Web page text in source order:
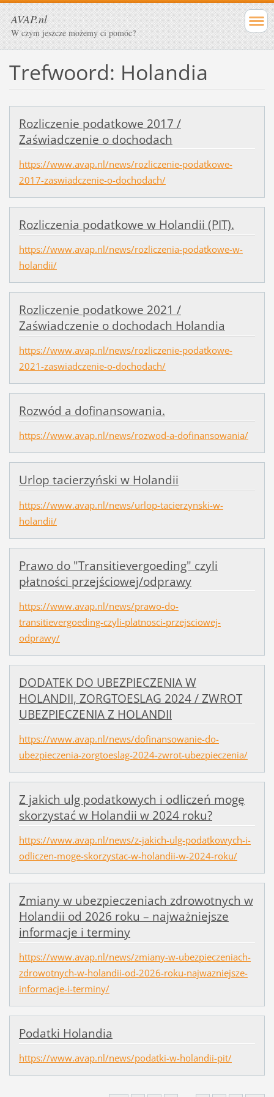
AVAP.nl
W czym jeszcze możemy ci pomóc?
Trefwoord: Holandia
Rozliczenie podatkowe 2017 /
Zaświadczenie o dochodach
https://www.avap.nl/news/rozliczenie-podatkowe-
2017-zaswiadczenie-o-dochodach/
Rozliczenia podatkowe w Holandii (PIT).
https://www.avap.nl/news/rozliczenia-podatkowe-w-
holandii/
Rozliczenie podatkowe 2021 /
Zaświadczenie o dochodach Holandia
https://www.avap.nl/news/rozliczenie-podatkowe-
2021-zaswiadczenie-o-dochodach/
Rozwód a dofinansowania.
https://www.avap.nl/news/rozwod-a-dofinansowania/
Urlop tacierzyński w Holandii
https://www.avap.nl/news/urlop-tacierzynski-w-
holandii/
Prawo do "Transitievergoeding" czyli
płatności przejściowej/odprawy
https://www.avap.nl/news/prawo-do-
transitievergoeding-czyli-platnosci-przejsciowej-
odprawy/
DODATEK DO UBEZPIECZENIA W
HOLANDII, ZORGTOESLAG 2024 / ZWROT
UBEZPIECZENIA Z HOLANDII
https://www.avap.nl/news/dofinansowanie-do-
ubezpieczenia-zorgtoeslag-2024-zwrot-ubezpieczenia/
Z jakich ulg podatkowych i odliczeń mogę
skorzystać w Holandii w 2024 roku?
https://www.avap.nl/news/z-jakich-ulg-podatkowych-i-
odliczen-moge-skorzystac-w-holandii-w-2024-roku/
Zmiany w ubezpieczeniach zdrowotnych w
Holandii od 2026 roku – najważniejsze
informacje i terminy
https://www.avap.nl/news/zmiany-w-ubezpieczeniach-
zdrowotnych-w-holandii-od-2026-roku-najwazniejsze-
informacje-i-terminy/
Podatki Holandia
https://www.avap.nl/news/podatki-w-holandii-pit/